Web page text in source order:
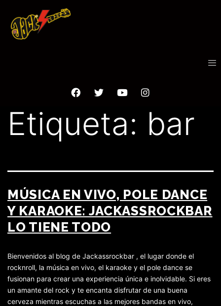
Etiqueta: bar
MÚSICA EN VIVO, POLE DANCE
Y KARAOKE: JACKASSROCKBAR
LO TIENE TODO
Bienvenidos al blog de Jackassrockbar , el lugar donde el
rocknroll, la música en vivo, el karaoke y el pole dance se
fusionan para crear una experiencia única e inolvidable. Si eres
un amante del rock y te encanta disfrutar de una buena
cerveza mientras escuchas a las mejores bandas en vivo,